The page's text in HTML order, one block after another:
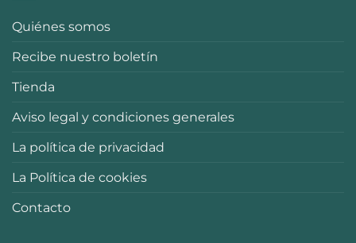
Quiénes somos
Recibe nuestro boletín
Tienda
Aviso legal y condiciones generales
La política de privacidad
La Política de cookies
Contacto